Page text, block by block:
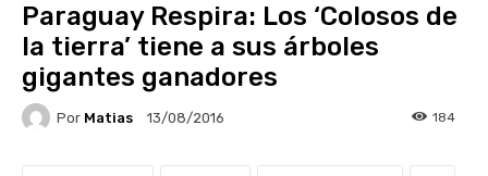
Paraguay Respira: Los ‘Colosos de
la tierra’ tiene a sus árboles
gigantes ganadores
Por Matias 13/08/2016 184